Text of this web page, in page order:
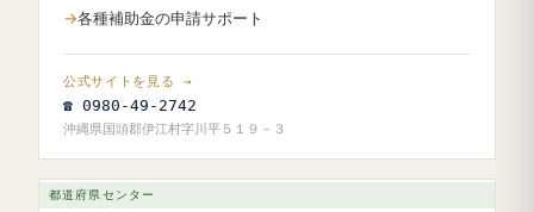
各種補助金の申請サポート
公式サイトを見る →
☎ 0980-49-2742
沖縄県国頭郡伊江村字川平５１９－３
都道府県センター